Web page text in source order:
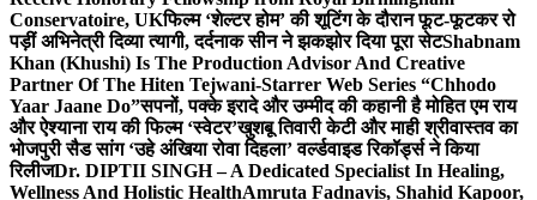
Conservatoire, UKफिल्म ‘शेल्टर होम’ की शूटिंग के दौरान फूट-फूटकर रो
पड़ीं अभिनेत्री दिव्या त्यागी, दर्दनाक सीन ने झकझोर दिया पूरा सेटShabnam
Khan (Khushi) Is The Production Advisor And Creative
Partner Of The Hiten Tejwani-Starrer Web Series “Chhodo
Yaar Jaane Do”सपनों, पक्के इरादे और उम्मीद की कहानी है मोहित एम राय
और ऐश्याना राय की फिल्म ‘स्वेटर’खुशबू तिवारी केटी और माही श्रीवास्तव का
भोजपुरी सैड सांग ‘उहे अंखिया रोवा दिहला’ वर्ल्डवाइड रिकॉर्ड्स ने किया
रिलीजDr. DIPTII SINGH – A Dedicated Specialist In Healing,
Wellness And Holistic HealthAmruta Fadnavis, Shahid Kapoor,